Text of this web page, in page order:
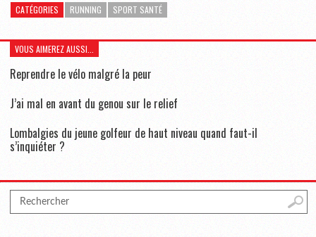
CATÉGORIES RUNNING SPORT SANTÉ
VOUS AIMEREZ AUSSI...
Reprendre le vélo malgré la peur
J’ai mal en avant du genou sur le relief
Lombalgies du jeune golfeur de haut niveau quand faut-il
s’inquiéter ?